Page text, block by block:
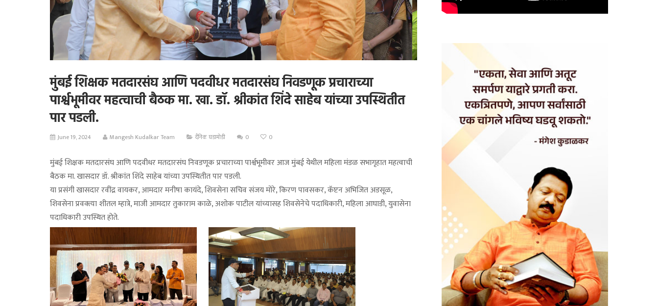
मुंबई शिक्षक मतदारसंघ आणि पदवीधर मतदारसंघ निवडणूक प्रचाराच्या
पार्श्वभूमीवर महत्वाची बैठक मा. खा. डॉ. श्रीकांत शिंदे साहेब यांच्या उपस्थितीत
पार पडली.
June 19, 2024 Mangesh Kudalkar Team दैनिक घडामोडी 0 0
मुंबई शिक्षक मतदारसंघ आणि पदवीधर मतदारसंघ निवडणूक प्रचाराच्या पार्श्वभूमीवर आज मुंबई येथील महिला मंडळ सभागृहात महत्वाची
बैठक मा. खासदार डॉ. श्रीकांत शिंदे साहेब यांच्या उपस्थितीत पार पडली.
या प्रसंगी खासदार रवींद्र वायकर, आमदार मनीषा कायंदे, शिवसेना सचिव संजय मोरे, किरण पावसकर, कॅप्टन अभिजित अडसूळ,
शिवसेना प्रवक्त्या शीतल म्हात्रे, माजी आमदार तुकाराम काळे, अशोक पाटील यांच्यासह शिवसेनेचे पदाधिकारी, महिला आघाडी, युवासेना
पदाधिकारी उपस्थित होते.